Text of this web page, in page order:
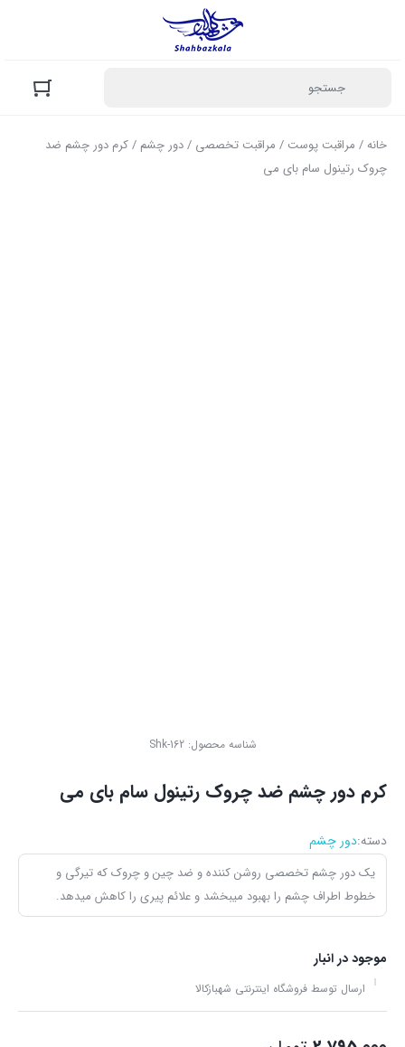
خانه/ مراقبت پوست / مراقبت تخصصی /دور چشم / کرم دور چشم ضد
چروک رتینول سام بای می
شناسه محصول:Shk-162
کرم دور چشم ضد چروک رتینول سام بای می
دسته:دور چشم
یک دور چشم تخصصی روشن کننده و ضد چین و چروک که تیرگی و
خطوط اطراف چشم را بهبود میبخشد و علائم پیری را کاهش میدهد.
موجود در انبار
ارسال توسط فروشگاه اینترنتی شهبازکالا